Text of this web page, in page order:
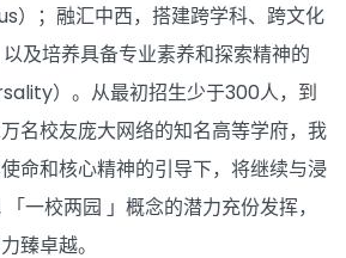
）；融汇中西，搭建跨学科、跨文化
及培养具备专业素养和探索精神的
）。从最初招生少于300人，到
名校友庞大网络的知名高等学府，我
命和核心精神的引导下，将继续与浸
一校两园 」概念的潜力充份发挥，
臻卓越。